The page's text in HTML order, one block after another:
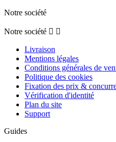
Notre société
Notre société  
Livraison
Mentions légales
Conditions générales de
Politique des cookies
Fixation des prix &
Vérification d'identité
Plan du site
Support
Guides